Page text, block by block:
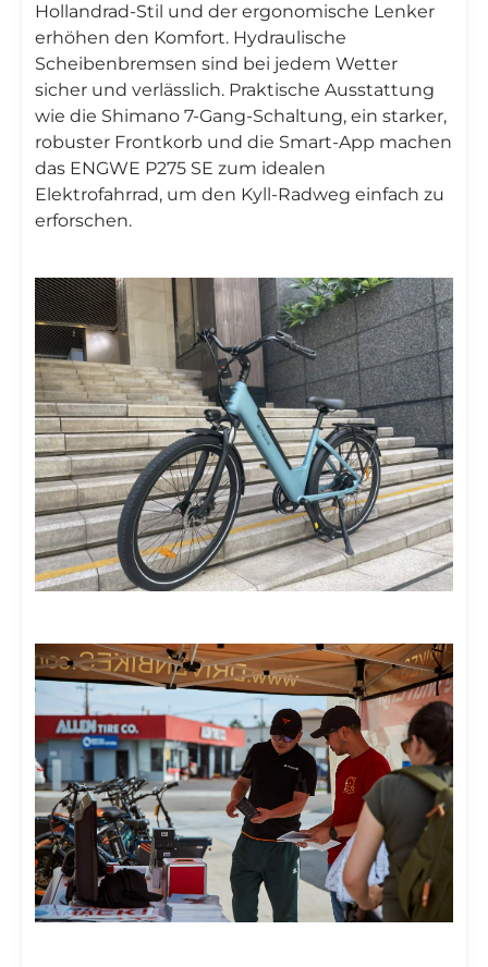
Hollandrad-Stil und der ergonomische Lenker
erhöhen den Komfort. Hydraulische
Scheibenbremsen sind bei jedem Wetter
sicher und verlässlich. Praktische Ausstattung
wie die Shimano 7-Gang-Schaltung, ein starker,
robuster Frontkorb und die Smart-App machen
das ENGWE P275 SE zum idealen
Elektrofahrrad, um den Kyll-Radweg einfach zu
erforschen.